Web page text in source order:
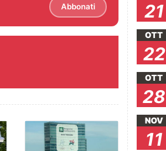
Abbonati 21
OTT
22
OTT
28
NOV
11